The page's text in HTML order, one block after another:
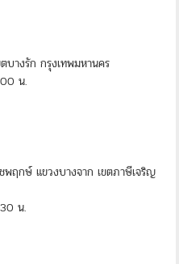
บางรัก กรุงเทพมหานคร
น.
พฤกษ์ แขวงบางจาก เขตภาษีเจริญ
น.